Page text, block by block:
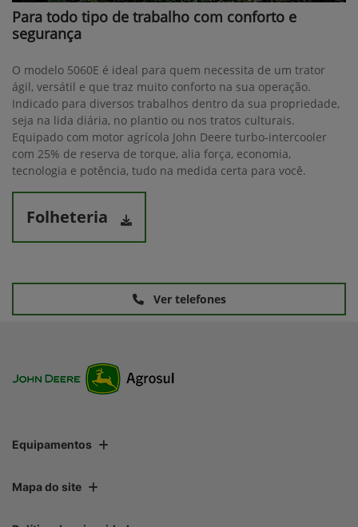
Para todo tipo de trabalho com conforto e
segurança
O modelo 5060E é ideal para quem necessita de um trator
ágil, versátil e que traz muito conforto na sua operação.
Indicado para diversos trabalhos dentro da sua propriedade,
seja na lida diária, no plantio ou nos tratos culturais.
Equipado com motor agrícola John Deere turbo-intercooler
com 25% de reserva de torque, alia força, economia,
tecnologia e potência, tudo na medida certa para você.
Folheteria
Ver telefones
Equipamentos
Mapa do site